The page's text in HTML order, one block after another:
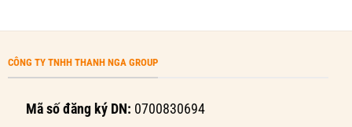
CÔNG TY TNHH THANH NGA GROUP
Mã số đăng ký DN: 0700830694